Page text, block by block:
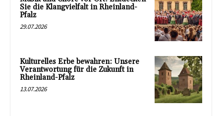
Sie die Klangvielfalt in Rheinland-
Pfalz
29.07.2026
Kulturelles Erbe bewahren: Unsere
Verantwortung für die Zukunft in
Rheinland-Pfalz
13.07.2026